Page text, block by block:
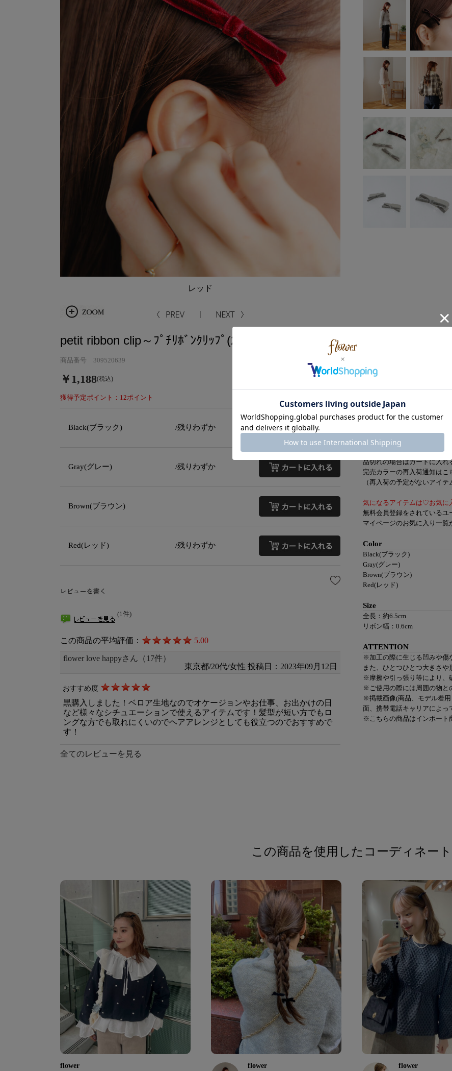
レッド
大人気リボンクリップに新
ショートヘアーの方にもおす
また、嬉しい2個セット！
ベロア調なのでパーティーや
華やかなシーンにもおすすめ
【知って便利なお買い物機能】
再入荷通知ボタンをクリック！
品切れの場合はカートに入れ
完売カラーの再入荷通知はこ
（再入荷の予定がないアイテ
気になるアイテムは♡お気に
無料会員登録をされているユ
マイページのお気に入り一覧
Color
Black(ブラック)
Gray(グレー)
Brown(ブラウン)
Red(レッド)
Size
全長：約6.5cm
リボン幅：0.6cm
ATTENTION
※加工の際に生じる凹みや傷
また、ひとつひとつ大きさや
※摩擦や引っ張り等により、
※ご使用の際には周囲の物と
※掲載画像(商品、モデル着
面、携帯電話キャリアによっ
※こちらの商品はインポート
petit ribbon clip～ﾌﾟﾁﾘﾎﾞﾝｸﾘｯﾌﾟ(2pc)
商品番号 309520639
￥1,188(税込)
獲得予定ポイント：12ポイント
Black(ブラック) /残りわずか
Gray(グレー) /残りわずか
Brown(ブラウン)
Red(レッド) /残りわずか
(1件)
この商品の平均評価： 5.00
flower love happyさん（17件）
東京都/20代/女性 投稿日：2023年09月12日
おすすめ度
黒購入しました！ベロア生地なのでオケージョンやお仕事、お出かけの日
など様々なシチュエーションで使えるアイテムです！髪型が短い方でもロ
ングな方でも取れにくいのでヘアアレンジとしても役立つのでおすすめで
す！
全てのレビューを見る
この商品を使用したコーディネート
flower flower flower